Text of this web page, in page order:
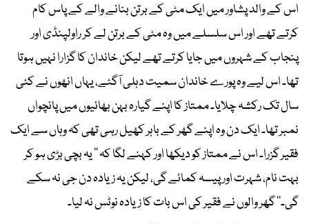
اس کے والد پشاور میں ایک مٹی کے برتن بنانے والے کے پاس کام
کرتے تھے اور اس سلسلے میں وہ مٹی کے برتن لے کر راولپنڈی اور
پنجاب کے شہروں میں جایا کرتے تھے لیکن خاندان کا گزارا نہیں ہوتا
تھا۔ اس لیے وہ پورے خاندان سمیت دہلی آگئے، یہاں انھوں نے کئی
سال تک رکشہ چلایا۔ ممتاز کا اپنے گیارہ بہن بھائیوں میں پانچواں
نمبر تھا۔ ایک دن وہ اپنے گھر کے باہر کھیل رہی تھی کہ وہاں سے ایک
فقیر گزرا۔ اس نے ممتاز کو دیکھا اور کہنے لگا کہ ’’ یہ بچی بڑی ہو کر
بہت نام، شہرت اور پیسہ کمائے گی، لیکن یہ زیادہ دن جی نہ سکے
گی۔‘‘ گھر والوں نے فقیر کی اس بات کا زیادہ نوٹس نہ لیا۔